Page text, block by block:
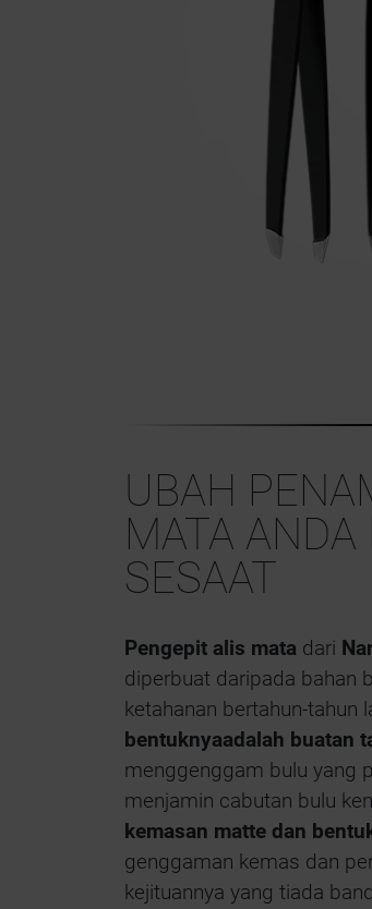
UBAH
MATA
SESAAT
Pengepit alis mata dari
diperbuat daripada bahan
ketahanan bertahun-tahun
bentuknyaadalah buatan
menggenggam bulu yang
menjamin cabutan bulu
kemasan matte dan
genggaman kemas dan
kejituannya yang tiada